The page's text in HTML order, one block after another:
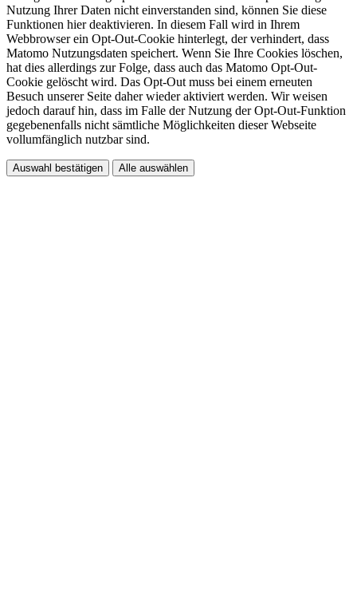
Nutzung Ihrer Daten nicht einverstanden sind, können Sie diese
Funktionen hier deaktivieren. In diesem Fall wird in Ihrem
Webbrowser ein Opt-Out-Cookie hinterlegt, der verhindert, dass
Matomo Nutzungsdaten speichert. Wenn Sie Ihre Cookies löschen,
hat dies allerdings zur Folge, dass auch das Matomo Opt-Out-
Cookie gelöscht wird. Das Opt-Out muss bei einem erneuten
Besuch unserer Seite daher wieder aktiviert werden. Wir weisen
jedoch darauf hin, dass im Falle der Nutzung der Opt-Out-Funktion
gegebenenfalls nicht sämtliche Möglichkeiten dieser Webseite
vollumfänglich nutzbar sind.
Auswahl bestätigen Alle auswählen